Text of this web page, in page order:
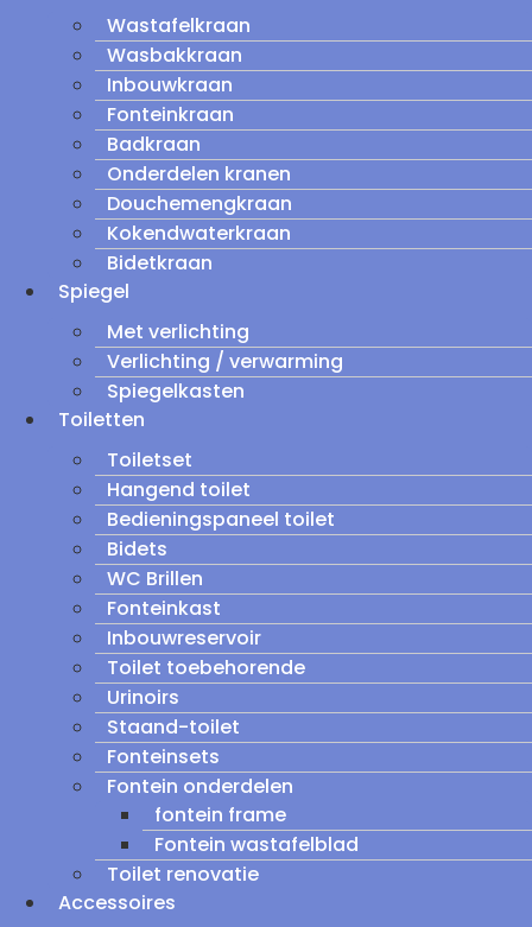
Wastafelkraan
Wasbakkraan
Inbouwkraan
Fonteinkraan
Badkraan
Onderdelen kranen
Douchemengkraan
Kokendwaterkraan
Bidetkraan
Spiegel
Met verlichting
Verlichting / verwarming
Spiegelkasten
Toiletten
Toiletset
Hangend toilet
Bedieningspaneel toilet
Bidets
WC Brillen
Fonteinkast
Inbouwreservoir
Toilet toebehorende
Urinoirs
Staand-toilet
Fonteinsets
Fontein onderdelen
fontein frame
Fontein wastafelblad
Toilet renovatie
Accessoires